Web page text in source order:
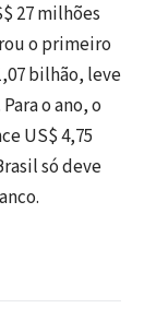
27 milhões
o primeiro
bilhão, leve
o ano, o
US$ 4,75
só deve